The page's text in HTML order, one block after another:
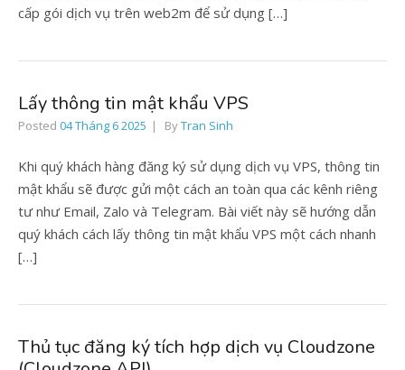
cấp gói dịch vụ trên web2m để sử dụng […]
Lấy thông tin mật khẩu VPS
Posted 04 Tháng 6 2025 ByTran Sinh
Khi quý khách hàng đăng ký sử dụng dịch vụ VPS, thông tin
mật khẩu sẽ được gửi một cách an toàn qua các kênh riêng
tư như Email, Zalo và Telegram. Bài viết này sẽ hướng dẫn
quý khách cách lấy thông tin mật khẩu VPS một cách nhanh
[…]
Thủ tục đăng ký tích hợp dịch vụ Cloudzone